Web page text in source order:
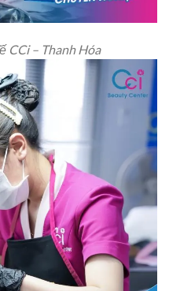
CCi – Thanh Hóa